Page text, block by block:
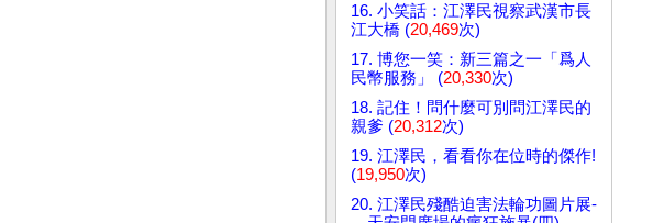
16. 小笑話：江澤民視察武漢市長
江大橋 (20,469次)
17. 博您一笑：新三篇之一「爲人
民幣服務」 (20,330次)
18. 記住！問什麼可別問江澤民的
親爹 (20,312次)
19. 江澤民，看看你在位時的傑作!
(19,950次)
20. 江澤民殘酷迫害法輪功圖片展-